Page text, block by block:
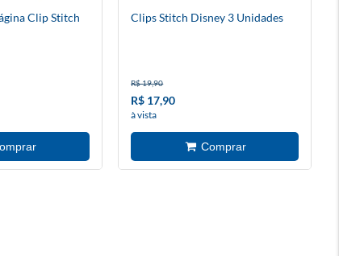
Clip Stitch
Clips Stitch Disney 3 Unidades
R$ 19,90
R$ 17,90
à vista